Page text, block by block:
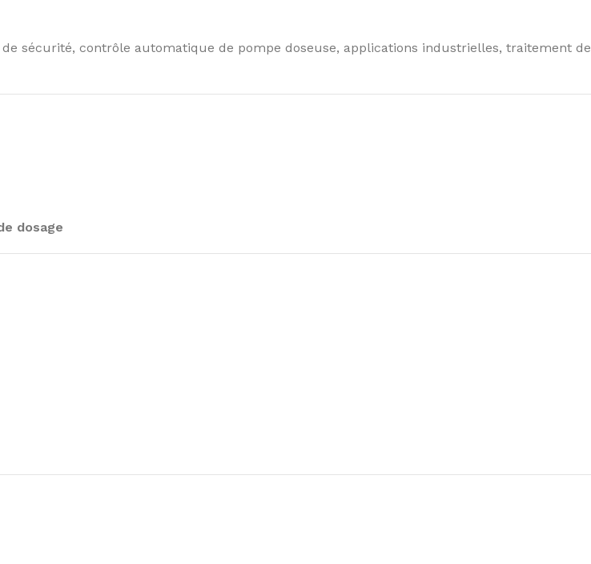
sécurité, contrôle automatique de pompe doseuse, applications industrielles, traitement de
dosage